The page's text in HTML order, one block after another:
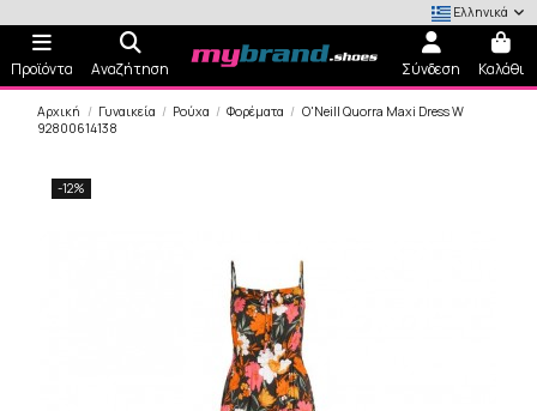
Ελληνικά
Προϊόντα Αναζήτηση Σύνδεση Καλάθι
Αρχική Γυναικεία Ρούχα Φορέματα
O'Neill Quorra Maxi Dress W
92800614138
-12%